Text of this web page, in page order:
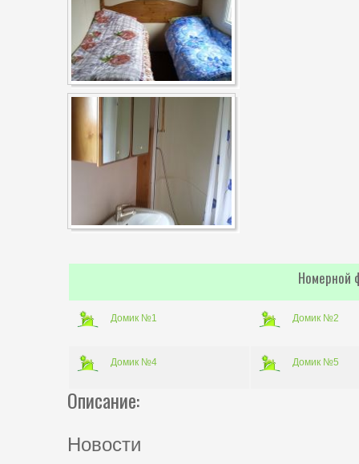
Номерной
Домик №1 Домик №2
Домик №4 Домик №5
Описание:
Новости